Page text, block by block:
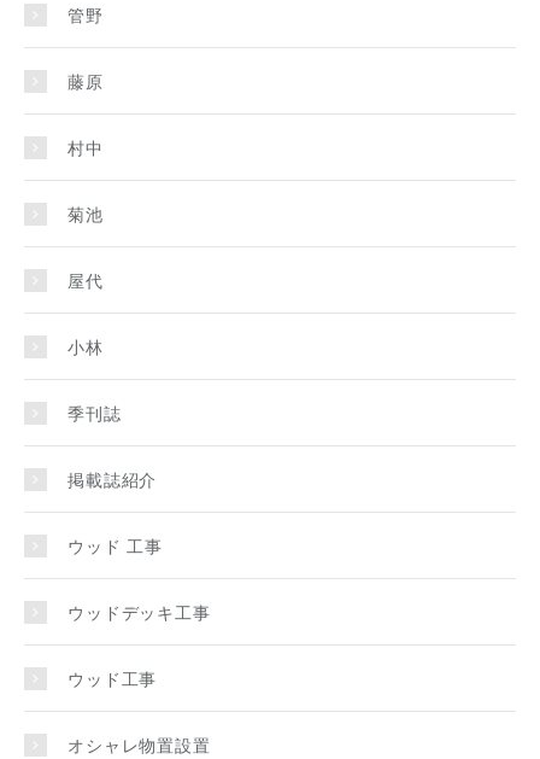
管野
藤原
村中
菊池
屋代
小林
季刊誌
掲載誌紹介
ウッド 工事
ウッドデッキ工事
ウッド工事
オシャレ物置設置